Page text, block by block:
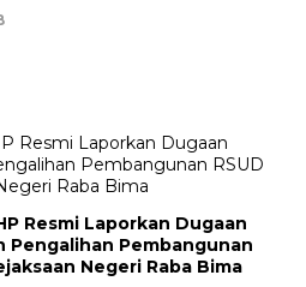
Resmi Laporkan Dugaan
Pengalihan Pembangunan
Negeri Raba Bima